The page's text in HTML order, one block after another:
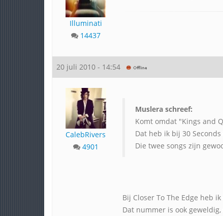
Illuminati
14437
20 juli 2010 - 14:54
CalebRivers
4901
Muslera schreef:
Komt omdat "Kings and
Dat heb ik bij 30
Die twee songs zijn
Bij Closer To The Edge heb
Dat nummer is ook